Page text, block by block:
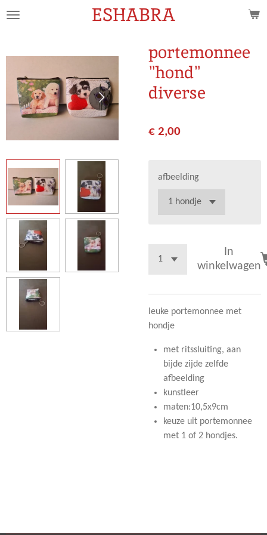
Ga
de
ESHABRA
portemonnee
"hond"
diverse
€ 2,00
afbeelding
In
winkelwagen
leuke portemonnee met
hondje
met ritssluiting, aan
bijde zijde zelfde
afbeelding
kunstleer
maten:10,5x9cm
keuze uit portemonnee
met 1 of 2 hondjes.